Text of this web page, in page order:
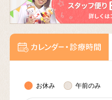
お休み 午前のみ